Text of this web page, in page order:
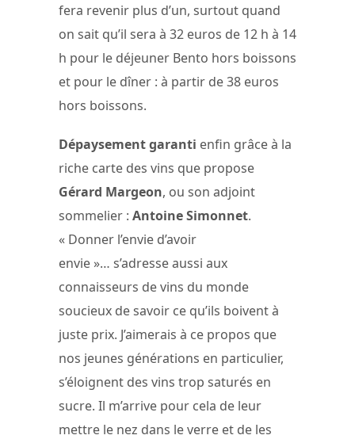
fera revenir plus d’un, surtout quand
on sait qu’il sera à 32 euros de 12 h à 14
h pour le déjeuner Bento hors boissons
et pour le dîner : à partir de 38 euros
hors boissons.
Dépaysement garanti enfin grâce à la
riche carte des vins que propose
Gérard Margeon, ou son adjoint
sommelier : Antoine Simonnet.
« Donner l’envie d’avoir
envie »… s’adresse aussi aux
connaisseurs de vins du monde
soucieux de savoir ce qu’ils boivent à
juste prix. J’aimerais à ce propos que
nos jeunes générations en particulier,
s’éloignent des vins trop saturés en
sucre. Il m’arrive pour cela de leur
mettre le nez dans le verre et de les